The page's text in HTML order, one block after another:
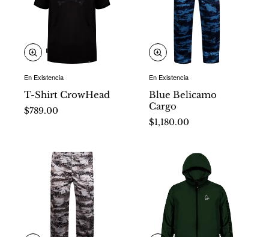
En Existencia
T-Shirt CrowHead
$789.00
En Existencia
Blue Belicamo
Cargo
$1,180.00